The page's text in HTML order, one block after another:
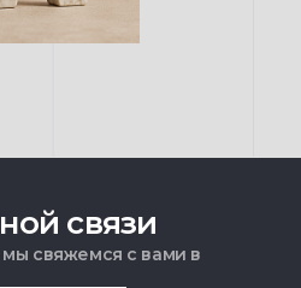
связи
свяжемся с вами в